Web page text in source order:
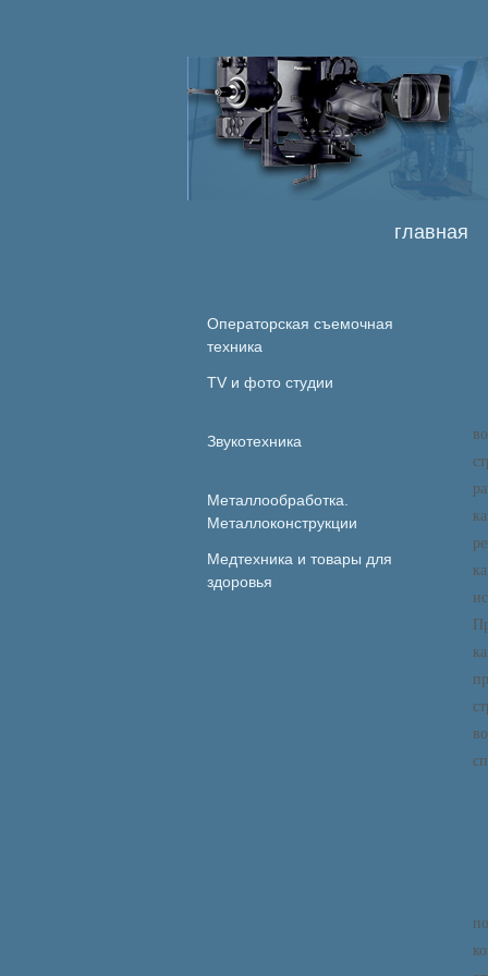
главная
Операторская съемочная
техника
TV и фото студии
Звукотехника
Металлообработка.
Металлоконструкции
Медтехника и товары для
здоровья